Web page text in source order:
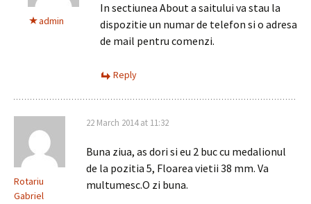
admin
In sectiunea About a saitului va stau la
dispozitie un numar de telefon si o adresa
de mail pentru comenzi.
Reply
Rotariu
Gabriel
22 March 2014 at 11:32
Buna ziua, as dori si eu 2 buc cu medalionul
de la pozitia 5, Floarea vietii 38 mm. Va
multumesc.O zi buna.